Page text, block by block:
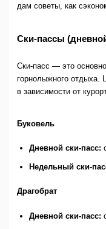
дам советы, как
Ски-пассы
Ски-пасс — это
горнолыжного отдыха.
в зависимости от
Буковель
Дневной ски-пасс:
Недельный ски-
Драгобрат
Дневной ски-пасс: